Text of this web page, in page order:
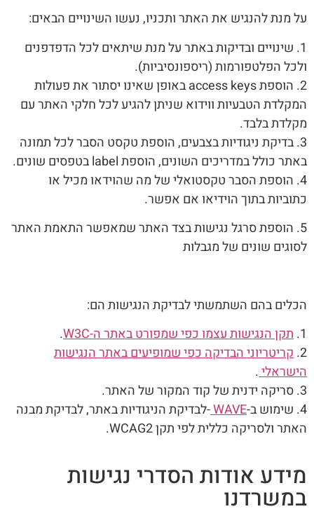
על מנת להנגיש את האתר ותכניו, נעשו השינויים הבאים:
1. שינויים ובדיקות באתר על מנת שיתאים לכל הדפדפנים
ולכל הפלטפורמות (ריספונסיביות).
2. הוספת access keys באופן שאינו יסתור את פעולות
המקלדת הטבעיות ווידוא שניתן להגיע לכל חלקי האתר עם
מקלדת בלבד.
3. בדיקת ניגודיות בצבעים, הוספת טקסט הסבר לכל תמונה
באתר כולל במדריכים השונים, הוספת label בטפסים שונים.
4. הוספת הסבר טקסטואלי של מה שהוידאו מכיל או
כתוביות בתוך הוידיאו אם אפשר.
5. הוספת סרגל נגישות בצד האתר שמאפשר התאמת האתר
לסוגים שונים של מגבלות
הכלים בהם השתמשתי לבדיקת הנגישות הם:
1. תקן הנגישות עצמו כפי שמפורט באתר ה-W3C
.
2. קריטריוני הבדיקה כפי שמופיעים באתר הנגישות
הישראלי.
3. סריקה ידנית של קוד המקור של האתר.
4. שימוש ב-
WAVE-לבדיקת הניגודיות באתר, לבדיקת מבנה
האתר ולסריקה כללית לפי תקן WCAG2.
מידע אודות הסדרי נגישות
במשרדנו